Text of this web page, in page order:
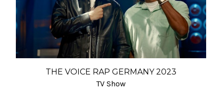
THE VOICE RAP GERMANY 2023
TV Show